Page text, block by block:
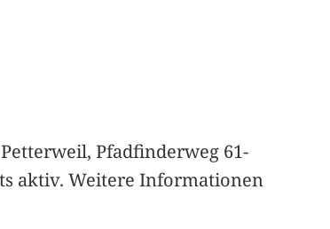
Pfadfinderweg 61-
aktiv. Weitere Informationen